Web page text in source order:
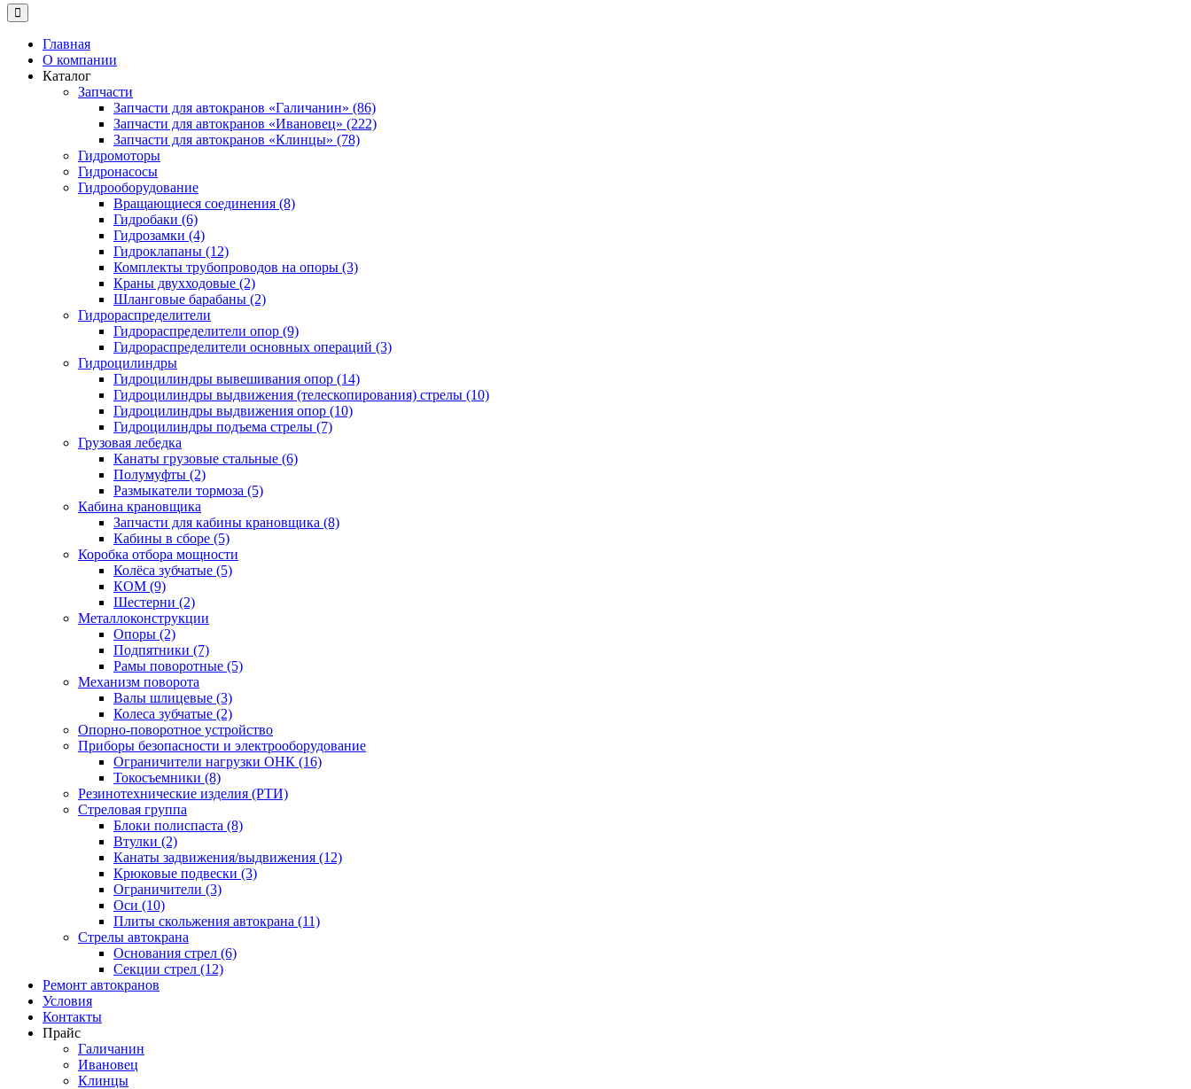
Главная
О компании
Каталог
Запчасти
Запчасти для автокранов «Галичанин» (86)
Запчасти для автокранов «Ивановец» (222)
Запчасти для автокранов «Клинцы» (78)
Гидромоторы
Гидронасосы
Гидрооборудование
Вращающиеся соединения (8)
Гидробаки (6)
Гидрозамки (4)
Гидроклапаны (12)
Комплекты трубопроводов на опоры (3)
Краны двухходовые (2)
Шланговые барабаны (2)
Гидрораспределители
Гидрораспределители опор (9)
Гидрораспределители основных операций (3)
Гидроцилиндры
Гидроцилиндры вывешивания опор (14)
Гидроцилиндры выдвижения (телескопирования) стрелы (10)
Гидроцилиндры выдвижения опор (10)
Гидроцилиндры подъема стрелы (7)
Грузовая лебедка
Канаты грузовые стальные (6)
Полумуфты (2)
Размыкатели тормоза (5)
Кабина крановщика
Запчасти для кабины крановщика (8)
Кабины в сборе (5)
Коробка отбора мощности
Колёса зубчатые (5)
КОМ (9)
Шестерни (2)
Металлоконструкции
Опоры (2)
Подпятники (7)
Рамы поворотные (5)
Механизм поворота
Валы шлицевые (3)
Колеса зубчатые (2)
Опорно-поворотное устройство
Приборы безопасности и электрооборудование
Ограничители нагрузки ОНК (16)
Токосъемники (8)
Резинотехнические изделия (РТИ)
Стреловая группа
Блоки полиспаста (8)
Втулки (2)
Канаты задвижения/выдвижения (12)
Крюковые подвески (3)
Ограничители (3)
Оси (10)
Плиты скольжения автокрана (11)
Стрелы автокрана
Основания стрел (6)
Секции стрел (12)
Ремонт автокранов
Условия
Контакты
Прайс
Галичанин
Ивановец
Клинцы